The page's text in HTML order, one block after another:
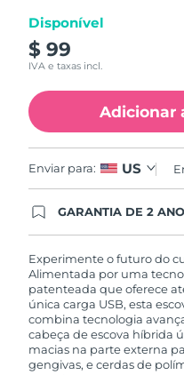
Disponível
$ 99
IVA e taxas incl.
Adicionar
Enviar para: US
GARANTIA DE 2
significa que se você
2 anos após a
produto
e Luna Play plus cuja
Experimente o futuro do
Alimentada por uma
patenteada que oferece
única carga USB, esta
combina tecnologia
cabeça de escova híbrida
macias na parte externa
gengivas, e cerdas de